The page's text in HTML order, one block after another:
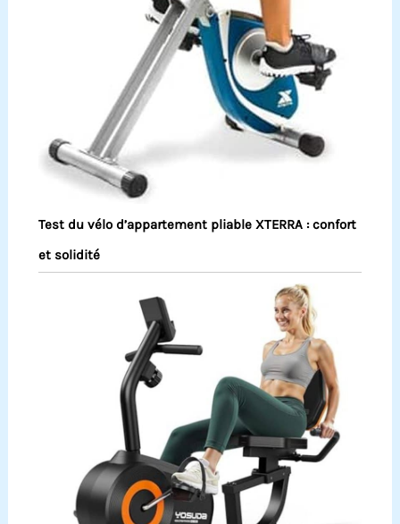
Test du vélo d’appartement pliable XTERRA : confort
et solidité